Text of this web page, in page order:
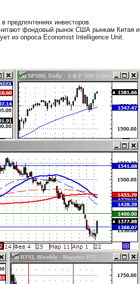
предпочтениях инвесторов.
фондовый рынок США рынкам Китая и
из опроса Economist Intelligence Unit.